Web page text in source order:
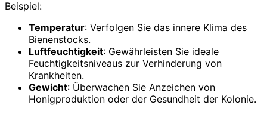
Beispiel:
Temperatur: Verfolgen Sie das innere Klima des
Bienenstocks.
Luftfeuchtigkeit: Gewährleisten Sie ideale
Feuchtigkeitsniveaus zur Verhinderung von
Krankheiten.
Gewicht: Überwachen Sie Anzeichen von
Honigproduktion oder der Gesundheit der Kolonie.